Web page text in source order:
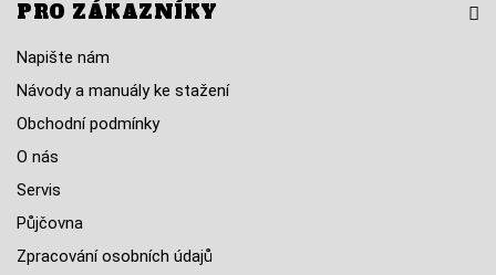
PRO ZÁKAZNÍKY
Napište nám
Návody a manuály ke stažení
Obchodní podmínky
O nás
Servis
Půjčovna
Zpracování osobních údajů